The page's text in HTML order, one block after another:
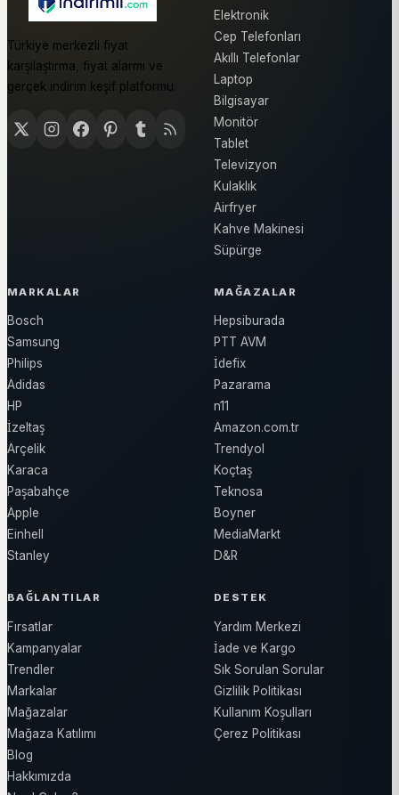
Türkiye merkezli fiyat
karşılaştırma, fiyat alarmı ve
gerçek indirim keşif platformu.
Elektronik
Cep Telefonları
Akıllı Telefonlar
Laptop
Bilgisayar
Monitör
Tablet
Televizyon
Kulaklık
Airfryer
Kahve Makinesi
Süpürge
MARKALAR
Bosch
Samsung
Philips
Adidas
HP
İzeltaş
Arçelik
Karaca
Paşabahçe
Apple
Einhell
Stanley
MAĞAZALAR
Hepsiburada
PTT AVM
İdefix
Pazarama
n11
Amazon.com.tr
Trendyol
Koçtaş
Teknosa
Boyner
MediaMarkt
D&R
BAĞLANTILAR
Fırsatlar
Kampanyalar
Trendler
Markalar
Mağazalar
Mağaza Katılımı
Blog
Hakkımızda
DESTEK
Yardım Merkezi
İade ve Kargo
Sık Sorulan Sorular
Gizlilik Politikası
Kullanım Koşulları
Çerez Politikası